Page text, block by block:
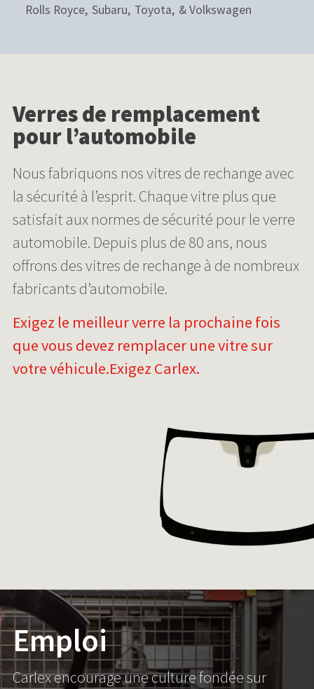
Rolls Royce Subaru Toyota Volkswagen
Verres de remplacement
pour l’automobile
Nous fabriquons nos vitres de rechange avec
la sécurité à l’esprit. Chaque vitre plus que
satisfait aux normes de sécurité pour le verre
automobile. Depuis plus de 80 ans, nous
offrons des vitres de rechange à de nombreux
fabricants d’automobile.
Exigez le meilleur verre la prochaine fois
que vous devez remplacer une vitre sur
votre véhicule.Exigez Carlex.
Emploi
Carlex encourage une culture fondée sur